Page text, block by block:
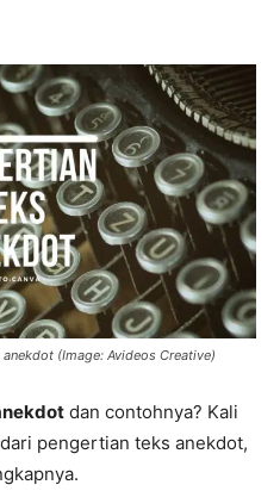
(Image: Avideos Creative)
dan contohnya? Kali
pengertian teks anekdot,